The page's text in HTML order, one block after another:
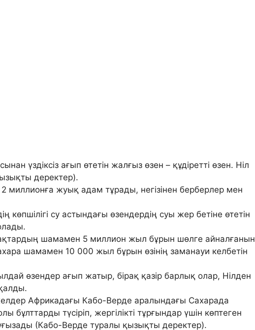
үздіксіз ағып өтетін жалғыз өзен – құдіретті өзен. Ніл
деректер).
миллионға жуық адам тұрады, негізінен берберлер мен
көпшілігі су астындағы өзендердің суы жер бетіне өтетін
шамамен 5 миллион жыл бұрын шөлге айналғанын
шамамен 10 000 жыл бұрын өзінің заманауи келбетін
өзендер ағып жатыр, бірақ қазір барлық олар, Нілден
Африкадағы Кабо-Верде аралындағы Сахарада
бұлттарды түсіріп, жергілікті тұрғындар үшін көптеген
(Кабо-Верде туралы қызықты деректер).